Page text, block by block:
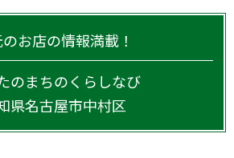
お店の情報満載！
のまちのくらしなび
県名古屋市中村区